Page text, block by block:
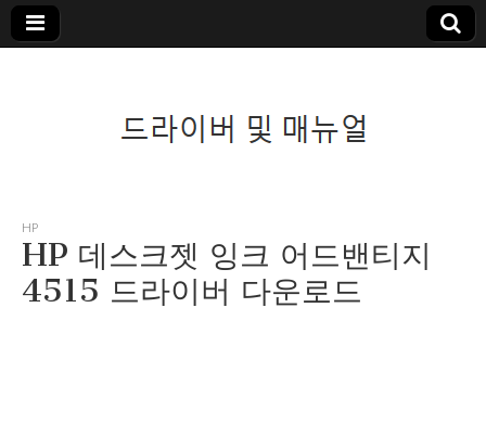
드라이버 및 매뉴
얼
HP
HP 데스크젯 잉크 어드밴티지
4515 드라이버 다운로드